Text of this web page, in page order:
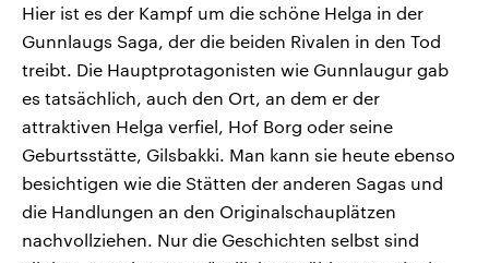
Hier ist es der Kampf um die schöne Helga in der
Gunnlaugs Saga, der die beiden Rivalen in den Tod
treibt. Die Hauptprotagonisten wie Gunnlaugur gab
es tatsächlich, auch den Ort, an dem er der
attraktiven Helga verfiel, Hof Borg oder seine
Geburtsstätte, Gilsbakki. Man kann sie heute ebenso
besichtigen wie die Stätten der anderen Sagas und
die Handlungen an den Originalschauplätzen
nachvollziehen. Nur die Geschichten selbst sind